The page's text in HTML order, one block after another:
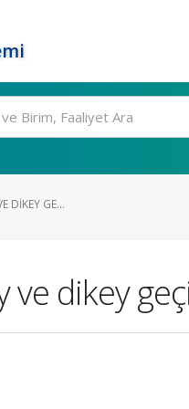
DIKEY GE...
dikey